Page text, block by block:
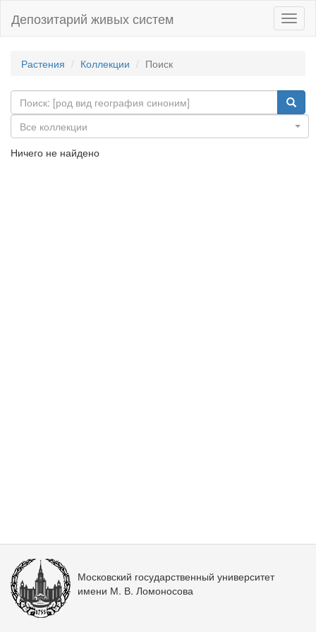
Депозитарий живых систем
Растения Коллекции Поиск
Все коллекции
Ничего не найдено
Московский государственный университет
имени М. В. Ломоносова